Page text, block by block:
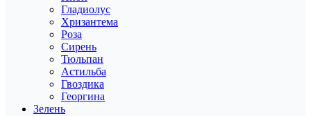
Гладиолус
Хризантема
Роза
Сирень
Тюльпан
Астильба
Гвоздика
Георгина
Зелень